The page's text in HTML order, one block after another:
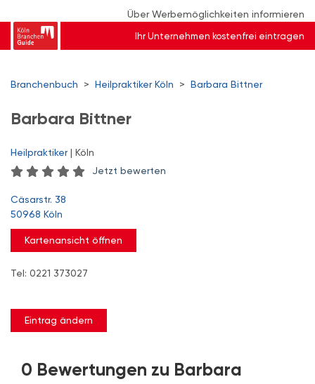
Über Werbemöglichkeiten informieren
Ihr Unternehmen kostenfrei eintragen
Branchenbuch > Heilpraktiker Köln > Barbara Bittner
Barbara Bittner
Heilpraktiker| Köln
Jetzt bewerten
Cäsarstr. 38
50968 Köln
Kartenansicht öffnen
Tel: 0221 373027
Eintrag ändern
0 Bewertungen zu Barbara